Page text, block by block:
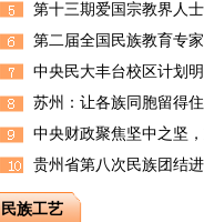
第十三期爱国宗教界人
第二届全国民族教育专
中央民大丰台校区计划
苏州：让各族同胞留得
中央财政聚焦坚中之坚
贵州省第八次民族团结
民族工艺